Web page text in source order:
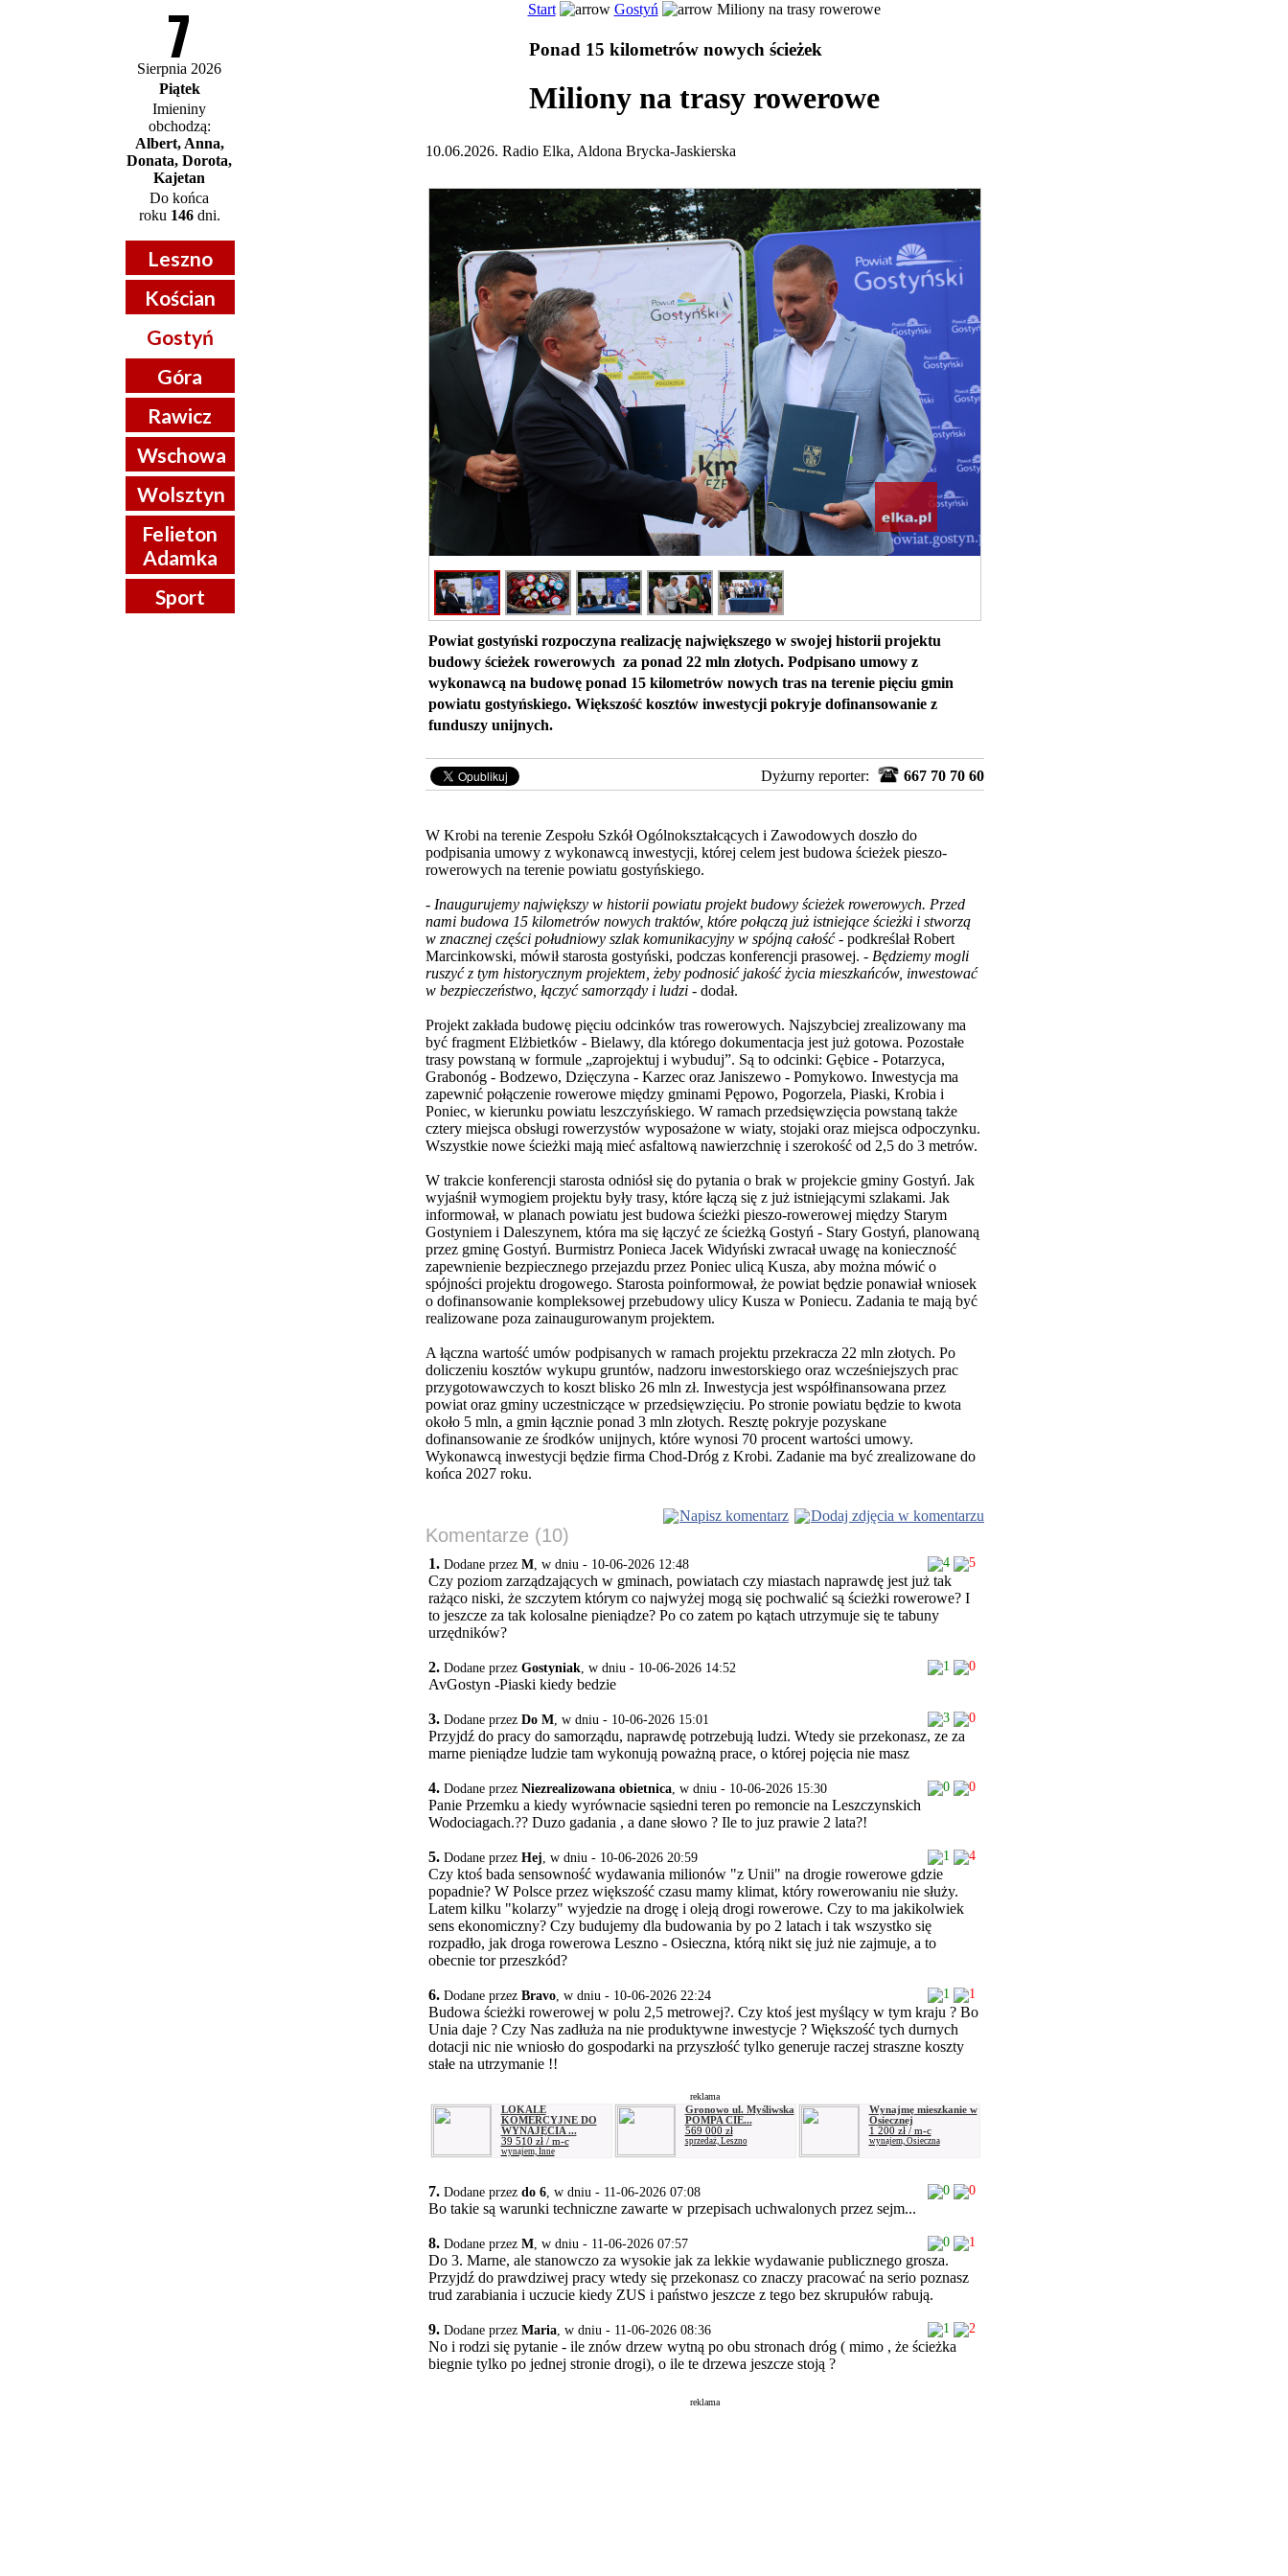
7
Sierpnia 2026
Piątek
Imieniny
obchodzą:
Albert, Anna,
Donata, Dorota,
Kajetan
Do końca
roku 146dni.
Leszno
Kościan
Gostyń
Góra
Rawicz
Wschowa
Wolsztyn
Felieton
Adamka
Sport
Start Gostyń Miliony na trasy rowerowe
Ponad 15 kilometrów nowych ścieżek
Miliony na trasy rowerowe
10.06.2026. Radio Elka, Aldona Brycka-Jaskierska
Powiat gostyński rozpoczyna realizację największego w swojej historii projektu
budowy ścieżek rowerowych za ponad 22 mln złotych. Podpisano umowy z
wykonawcą na budowę ponad 15 kilometrów nowych tras na terenie pięciu gmin
powiatu gostyńskiego. Większość kosztów inwestycji pokryje dofinansowanie z
funduszy unijnych.
Dyżurny reporter: 667 70 70 60
W Krobi na terenie Zespołu Szkół Ogólnokształcących i Zawodowych doszło do
podpisania umowy z wykonawcą inwestycji, której celem jest budowa ścieżek pieszo-
rowerowych na terenie powiatu gostyńskiego.
- Inaugurujemy największy w historii powiatu projekt budowy ścieżek rowerowych. Przed
nami budowa 15 kilometrów nowych traktów, które połączą już istniejące ścieżki i stworzą
w znacznej części południowy szlak komunikacyjny w spójną całość - podkreślał Robert
Marcinkowski, mówił starosta gostyński, podczas konferencji prasowej. - Będziemy mogli
ruszyć z tym historycznym projektem, żeby podnosić jakość życia mieszkańców, inwestować
w bezpieczeństwo, łączyć samorządy i ludzi - dodał.
Projekt zakłada budowę pięciu odcinków tras rowerowych. Najszybciej zrealizowany ma
być fragment Elżbietków - Bielawy, dla którego dokumentacja jest już gotowa. Pozostałe
trasy powstaną w formule „zaprojektuj i wybuduj”. Są to odcinki: Gębice - Potarzyca,
Grabonóg - Bodzewo, Dzięczyna - Karzec oraz Janiszewo - Pomykowo. Inwestycja ma
zapewnić połączenie rowerowe między gminami Pępowo, Pogorzela, Piaski, Krobia i
Poniec, w kierunku powiatu leszczyńskiego. W ramach przedsięwzięcia powstaną także
cztery miejsca obsługi rowerzystów wyposażone w wiaty, stojaki oraz miejsca odpoczynku.
Wszystkie nowe ścieżki mają mieć asfaltową nawierzchnię i szerokość od 2,5 do 3 metrów.
W trakcie konferencji starosta odniósł się do pytania o brak w projekcie gminy Gostyń. Jak
wyjaśnił wymogiem projektu były trasy, które łączą się z już istniejącymi szlakami. Jak
informował, w planach powiatu jest budowa ścieżki pieszo-rowerowej między Starym
Gostyniem i Daleszynem, która ma się łączyć ze ścieżką Gostyń - Stary Gostyń, planowaną
przez gminę Gostyń. Burmistrz Ponieca Jacek Widyński zwracał uwagę na konieczność
zapewnienie bezpiecznego przejazdu przez Poniec ulicą Kusza, aby można mówić o
spójności projektu drogowego. Starosta poinformował, że powiat będzie ponawiał wniosek
o dofinansowanie kompleksowej przebudowy ulicy Kusza w Poniecu. Zadania te mają być
realizowane poza zainaugurowanym projektem.
A łączna wartość umów podpisanych w ramach projektu przekracza 22 mln złotych. Po
doliczeniu kosztów wykupu gruntów, nadzoru inwestorskiego oraz wcześniejszych prac
przygotowawczych to koszt blisko 26 mln zł. Inwestycja jest współfinansowana przez
powiat oraz gminy uczestniczące w przedsięwzięciu. Po stronie powiatu będzie to kwota
około 5 mln, a gmin łącznie ponad 3 mln złotych. Resztę pokryje pozyskane
dofinansowanie ze środków unijnych, które wynosi 70 procent wartości umowy.
Wykonawcą inwestycji będzie firma Chod-Dróg z Krobi. Zadanie ma być zrealizowane do
końca 2027 roku.
Napisz komentarz Dodaj zdjęcia w komentarzu
Komentarze (10)
1. Dodane przez M, w dniu - 10-06-2026 12:48 4 5
Czy poziom zarządzających w gminach, powiatach czy miastach naprawdę jest już tak
rażąco niski, że szczytem którym co najwyżej mogą się pochwalić są ścieżki rowerowe? I
to jeszcze za tak kolosalne pieniądze? Po co zatem po kątach utrzymuje się te tabuny
urzędników?
2. Dodane przez Gostyniak, w dniu - 10-06-2026 14:52 1 0
AvGostyn -Piaski kiedy bedzie
3. Dodane przez Do M, w dniu - 10-06-2026 15:01 3 0
Przyjdź do pracy do samorządu, naprawdę potrzebują ludzi. Wtedy sie przekonasz, ze za
marne pieniądze ludzie tam wykonują poważną prace, o której pojęcia nie masz
4. Dodane przez Niezrealizowana obietnica, w dniu - 10-06-2026 15:30 0 0
Panie Przemku a kiedy wyrównacie sąsiedni teren po remoncie na Leszczynskich
Wodociagach.?? Duzo gadania , a dane słowo ? Ile to juz prawie 2 lata?!
5. Dodane przez Hej, w dniu - 10-06-2026 20:59 1 4
Czy ktoś bada sensowność wydawania milionów "z Unii" na drogie rowerowe gdzie
popadnie? W Polsce przez większość czasu mamy klimat, który rowerowaniu nie służy.
Latem kilku "kolarzy" wyjedzie na drogę i oleją drogi rowerowe. Czy to ma jakikolwiek
sens ekonomiczny? Czy budujemy dla budowania by po 2 latach i tak wszystko się
rozpadło, jak droga rowerowa Leszno - Osieczna, którą nikt się już nie zajmuje, a to
obecnie tor przeszkód?
6. Dodane przez Bravo, w dniu - 10-06-2026 22:24 1 1
Budowa ścieżki rowerowej w polu 2,5 metrowej?. Czy ktoś jest myślący w tym kraju ? Bo
Unia daje ? Czy Nas zadłuża na nie produktywne inwestycje ? Większość tych durnych
dotacji nic nie wniosło do gospodarki na przyszłość tylko generuje raczej straszne koszty
stałe na utrzymanie !!
reklama
LOKALE
KOMERCYJNE DO
WYNAJĘCIA ...
39 510 zł / m-c
wynajem, Inne
Gronowo ul. Myśliwska
POMPA CIE...
569 000 zł
sprzedaż, Leszno
Wynajmę mieszkanie w
Osiecznej
1 200 zł / m-c
wynajem, Osieczna
7. Dodane przez do 6, w dniu - 11-06-2026 07:08 0 0
Bo takie są warunki techniczne zawarte w przepisach uchwalonych przez sejm...
8. Dodane przez M, w dniu - 11-06-2026 07:57 0 1
Do 3. Marne, ale stanowczo za wysokie jak za lekkie wydawanie publicznego grosza.
Przyjdź do prawdziwej pracy wtedy się przekonasz co znaczy pracować na serio poznasz
trud zarabiania i uczucie kiedy ZUS i państwo jeszcze z tego bez skrupułów rabują.
9. Dodane przez Maria, w dniu - 11-06-2026 08:36 1 2
No i rodzi się pytanie - ile znów drzew wytną po obu stronach dróg ( mimo , że ścieżka
biegnie tylko po jednej stronie drogi), o ile te drzewa jeszcze stoją ?
reklama